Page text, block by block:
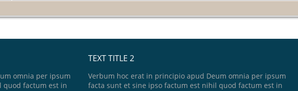
omnia per ipsum
quod factum est in
TEXT TITLE 2
Verbum hoc erat in principio apud Deum omnia per ipsum
facta sunt et sine ipso factum est nihil quod factum est in